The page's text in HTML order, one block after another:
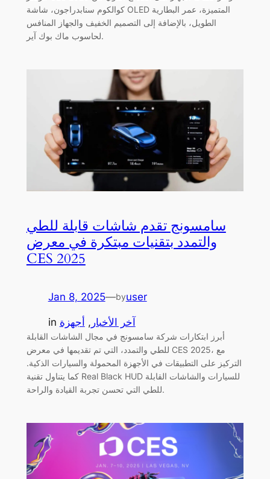
كوالكوم سنابدراجون، شاشة OLED المتميزة، عمر البطارية
الطويل، بالإضافة إلى التصميم الخفيف والجهاز المنافس
لحاسوب ماك بوك آير.
سامسونج تقدم شاشات قابلة للطي
والتمدد بتقنيات مبتكرة في معرض
CES 2025
Jan 8, 2025—byuser
in آخر الأخبار , أجهزة
أبرز ابتكارات شركة سامسونج في مجال الشاشات القابلة
للطي والتمدد، التي تم تقديمها في معرض CES 2025، مع
التركيز على التطبيقات في الأجهزة المحمولة والسيارات الذكية.
كما يتناول تقنية Real Black HUD للسيارات والشاشات القابلة
للطي التي تحسن تجربة القيادة والراحة.